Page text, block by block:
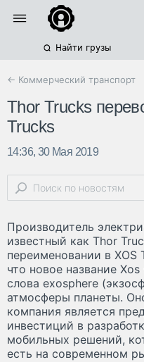
Найти грузы
← Коммерческий транспорт
Thor Trucks
Trucks
14:36, 30 Мая 2019
Производитель
известный как Thor
переименовании в XOS
что новое название
слова exosphere
атмосферы планеты.
компания является
инвестиций в
мобильных решений,
есть на современном